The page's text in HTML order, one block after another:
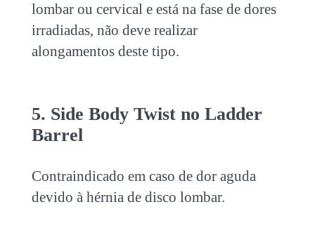
lombar ou cervical e está na fase de dores
irradiadas, não deve realizar
alongamentos deste tipo.
5. Side Body Twist no Ladder
Barrel
Contraindicado em caso de dor aguda
devido à hérnia de disco lombar.